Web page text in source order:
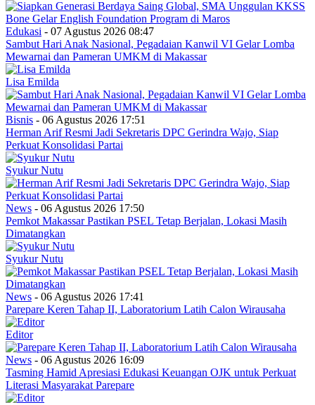
Edukasi - 07 Agustus 2026 08:47
Sambut Hari Anak Nasional, Pegadaian Kanwil VI Gelar Lomba
Mewarnai dan Pameran UMKM di Makassar
Lisa Emilda
Bisnis - 06 Agustus 2026 17:51
Herman Arif Resmi Jadi Sekretaris DPC Gerindra Wajo, Siap
Perkuat Konsolidasi Partai
Syukur Nutu
News - 06 Agustus 2026 17:50
Pemkot Makassar Pastikan PSEL Tetap Berjalan, Lokasi Masih
Dimatangkan
Syukur Nutu
News - 06 Agustus 2026 17:41
Parepare Keren Tahap II, Laboratorium Latih Calon Wirausaha
Editor
News - 06 Agustus 2026 16:09
Tasming Hamid Apresiasi Edukasi Keuangan OJK untuk Perkuat
Literasi Masyarakat Parepare